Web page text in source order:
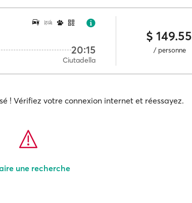
20:15
Ciutadella
$ 149.55
/ personne
! Vérifiez votre connexion internet et réessayez.
une recherche